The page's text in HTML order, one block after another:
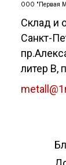
ООО "Первая
Склад и
Санкт-
литер В,